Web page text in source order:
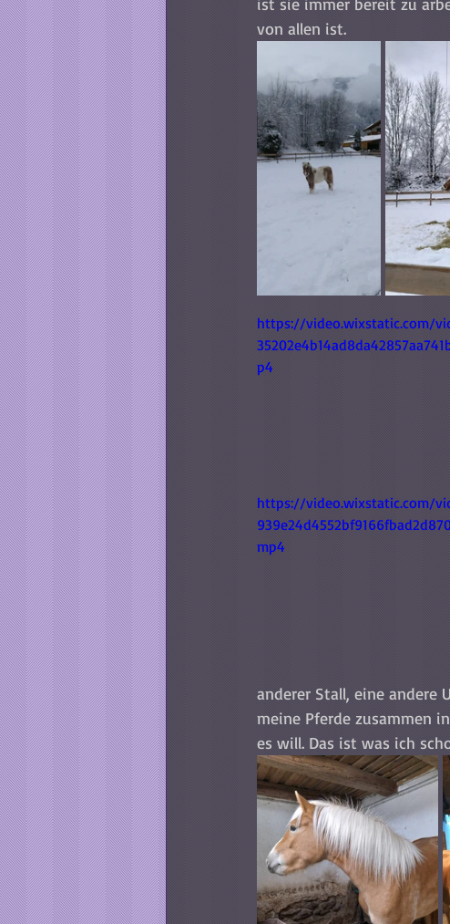
von allen ist.
https://video.wixstatic.com/
p4
https://video.wixstatic.com/
mp4
anderer Stall, eine andere
meine Pferde zusammen
es will. Das ist was ich